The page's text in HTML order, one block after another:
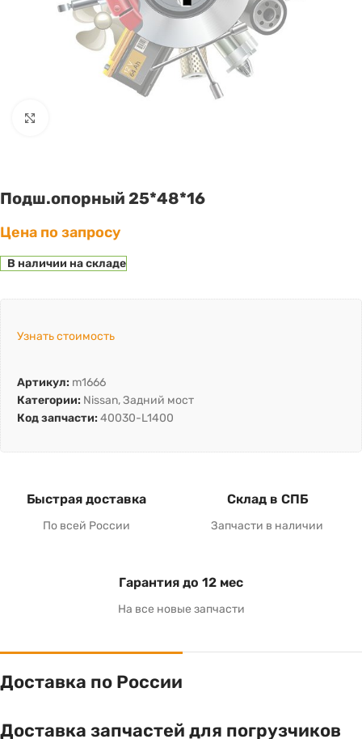
Подш.опорный 25*48*16
Цена по запросу
В наличии на складе
Узнать стоимость
Артикул: m1666
Категории: Nissan,Задний мост
Код запчасти: 40030-L1400
Быстрая доставка
По всей России
Склад в СПБ
Запчасти в наличии
Гарантия до 12 мес
На все новые запчасти
Доставка по России
Доставка запчастей для погрузчиков